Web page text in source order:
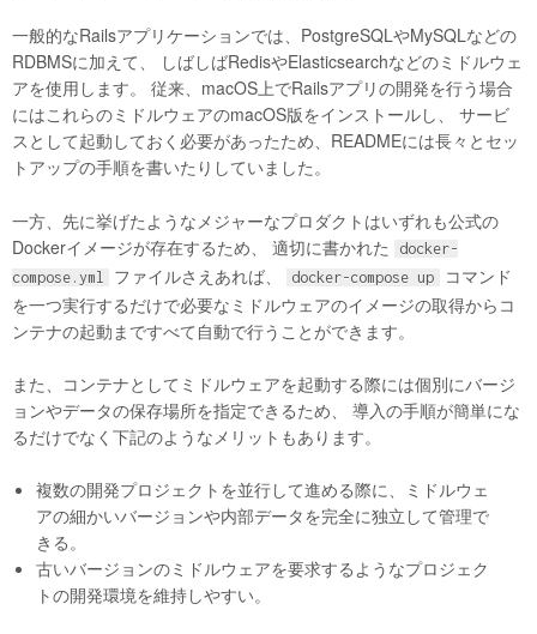
一般的なRailsアプリケーションでは、PostgreSQLやMySQLなどの
RDBMSに加えて、 しばしばRedisやElasticsearchなどのミドルウェ
アを使用します。 従来、macOS上でRailsアプリの開発を行う場合
にはこれらのミドルウェアのmacOS版をインストールし、 サービ
スとして起動しておく必要があったため、READMEには長々とセッ
トアップの手順を書いたりしていました。
一方、先に挙げたようなメジャーなプロダクトはいずれも公式の
Dockerイメージが存在するため、 適切に書かれた
docker-
compose.yml
ファイルさえあれば、 docker-compose up
コマンド
を一つ実行するだけで必要なミドルウェアのイメージの取得からコ
ンテナの起動まですべて自動で行うことができます。
また、コンテナとしてミドルウェアを起動する際には個別にバージ
ョンやデータの保存場所を指定できるため、 導入の手順が簡単にな
るだけでなく下記のようなメリットもあります。
複数の開発プロジェクトを並行して進める際に、ミドルウェ
アの細かいバージョンや内部データを完全に独立して管理で
きる。
古いバージョンのミドルウェアを要求するようなプロジェク
トの開発環境を維持しやすい。